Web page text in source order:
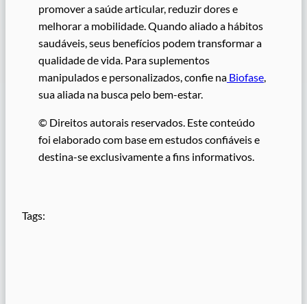
promover a saúde articular, reduzir dores e
melhorar a mobilidade. Quando aliado a hábitos
saudáveis, seus benefícios podem transformar a
qualidade de vida. Para suplementos
manipulados e personalizados, confie na Biofase
sua aliada na busca pelo bem-estar.
© Direitos autorais reservados. Este conteúdo
foi elaborado com base em estudos confiáveis e
destina-se exclusivamente a fins informativos.
Tags: